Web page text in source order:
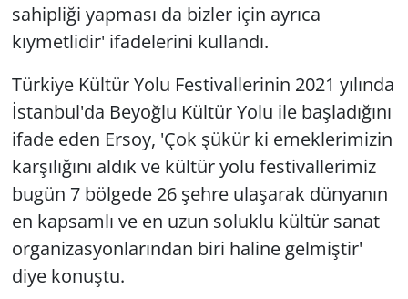
sahipliği yapması da bizler için ayrıca
kıymetlidir' ifadelerini kullandı.
Türkiye Kültür Yolu Festivallerinin 2021 yılında
İstanbul'da Beyoğlu Kültür Yolu ile başladığını
ifade eden Ersoy, 'Çok şükür ki emeklerimizin
karşılığını aldık ve kültür yolu festivallerimiz
bugün 7 bölgede 26 şehre ulaşarak dünyanın
en kapsamlı ve en uzun soluklu kültür sanat
organizasyonlarından biri haline gelmiştir'
diye konuştu.